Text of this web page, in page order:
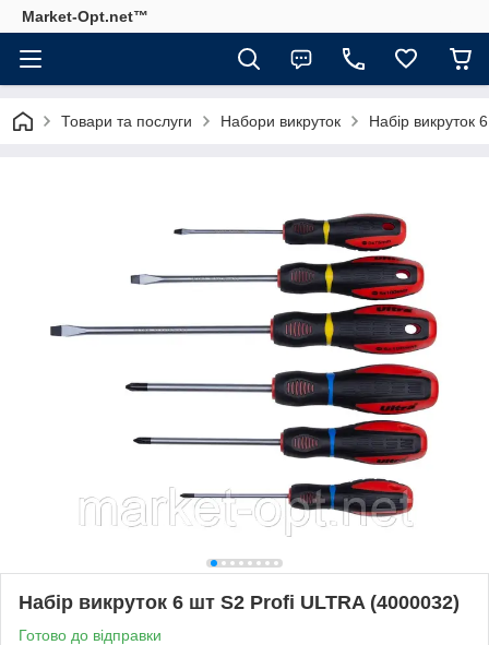
Market-Opt.net™
Товари та послуги Набори викруток Набір викруток
Набір викруток 6 шт S2 Profi ULTRA (4000032)
Готово до відправки